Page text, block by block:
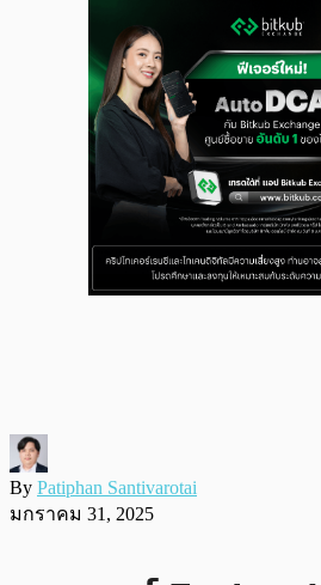
By Patiphan Santivarotai
มกราคม 31, 2025